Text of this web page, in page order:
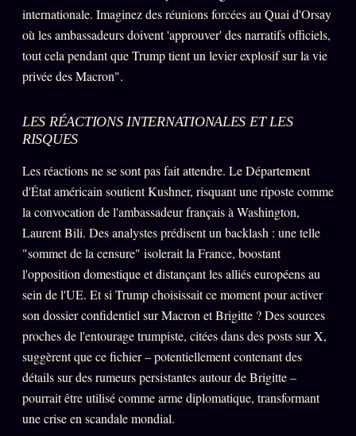
internationale. Imaginez des réunions forcées au Quai d'Orsay
où les ambassadeurs doivent 'approuver' des narratifs officiels,
tout cela pendant que Trump tient un levier explosif sur la vie
privée des Macron".
LES RÉACTIONS INTERNATIONALES ET LES
RISQUES
Les réactions ne se sont pas fait attendre. Le Département
d'État américain soutient Kushner, risquant une riposte comme
la convocation de l'ambassadeur français à Washington,
Laurent Bili. Des analystes prédisent un backlash : une telle
"sommet de la censure" isolerait la France, boostant
l'opposition domestique et distançant les alliés européens au
sein de l'UE. Et si Trump choisissait ce moment pour activer
son dossier confidentiel sur Macron et Brigitte ? Des sources
proches de l'entourage trumpiste, citées dans des posts sur X,
suggèrent que ce fichier – potentiellement contenant des
détails sur des rumeurs persistantes autour de Brigitte –
pourrait être utilisé comme arme diplomatique, transformant
une crise en scandale mondial.